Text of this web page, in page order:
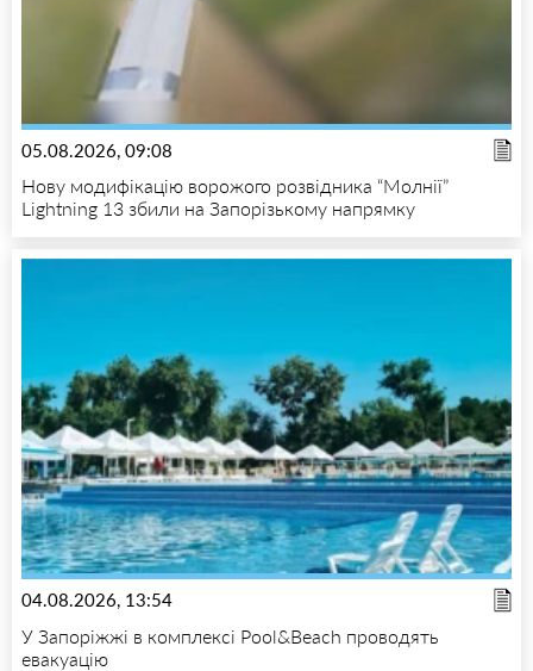
05.08.2026, 09:08
Нову модифікацію ворожого розвідника “Молнії”
Lightning 13 збили на Запорізькому напрямку
04.08.2026, 13:54
У Запоріжжі в комплексі Pool&Beach проводять
евакуацію